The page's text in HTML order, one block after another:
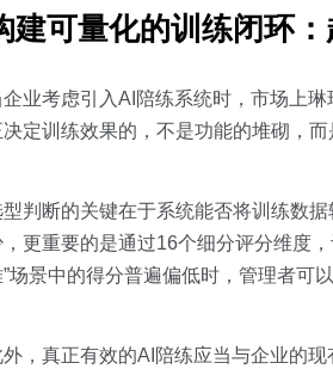
建可量化的训练闭环
企业考虑引入AI陪练系统时，市场上
决定训练效果的，不是功能的堆砌，而
型判断的关键在于系统能否将训练数
，更重要的是通过16个细分评分维度
场景中的得分普遍偏低时，管理者可
外，真正有效的AI陪练应当与企业的